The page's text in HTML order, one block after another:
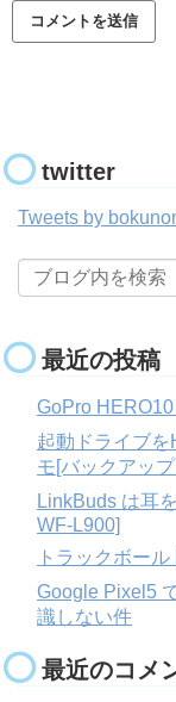
twitter
Tweets by
最近の投稿
GoPro
起動ドライブ
モ[バックアッ
LinkBuds は耳
WF-L900]
トラックボー
Google Pixel5
識しない件
最近のコメ